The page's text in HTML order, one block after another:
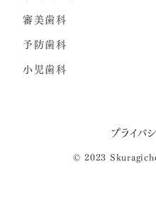
審美歯科
予防歯科
小児歯科
プライバ
© 2023